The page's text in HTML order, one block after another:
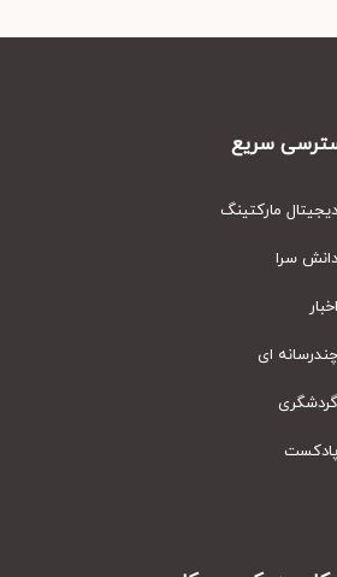
سریع
مارکتینگ
سرا
ای